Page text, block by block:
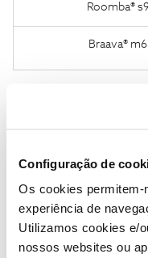
Configuração de
Os cookies permitem-
experiência de
Utilizamos cookies e/
nossos websites ou
Roomba®
Braava® m6
Armindo Mateus
Resumindo, o i3, só